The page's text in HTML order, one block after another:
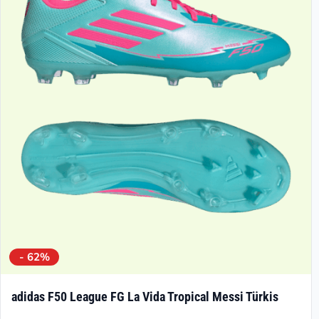
Die
Optionen
können
Produktseite
gewählt
werden
- 62%
adidas F50 League FG La Vida Tropical Messi Türkis